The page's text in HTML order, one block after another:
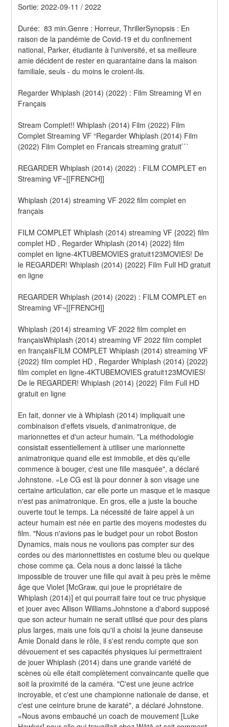
Sortie: 2022-09-11 / 2022
Durée:  83 min.Genre : Horreur, ThrillerSynopsis : En
raison de la pandémie de Covid-19 et du confinement
national, Parker, étudiante à l'université, et sa meilleure
amie décident de rester en quarantaine dans la maison
familiale, seuls - du moins le croient-ils.
Regarder Whiplash (2014) (2022) : Film Streaming Vf en
Français
Stream Complet!! Whiplash (2014) Film (2022) Film
Complet Streaming VF “Regarder Whiplash (2014) Film
(2022) Film Complet en Francais streaming gratuit```
REGARDER Whiplash (2014) (2022) : FILM COMPLET en
Streaming VF~[[FRENCH]]
Whiplash (2014) streaming VF 2022 film complet en
français
FILM COMPLET Whiplash (2014) streaming VF {2022} film
complet HD , Regarder Whiplash (2014) {2022} film
complet en ligne-4KTUBEMOVIES gratuit123MOVIES! De
le REGARDER! Whiplash (2014) {2022} Film Full HD gratuit
en ligne
REGARDER Whiplash (2014) (2022) : FILM COMPLET en
Streaming VF~[[FRENCH]]
Whiplash (2014) streaming VF 2022 film complet en
françaisWhiplash (2014) streaming VF 2022 film complet
en françaisFILM COMPLET Whiplash (2014) streaming VF
{2022} film complet HD , Regarder Whiplash (2014) {2022}
film complet en ligne-4KTUBEMOVIES gratuit123MOVIES!
De le REGARDER! Whiplash (2014) {2022} Film Full HD
gratuit en ligne
En fait, donner vie à Whiplash (2014) impliquait une
combinaison d'effets visuels, d'animatronique, de
marionnettes et d'un acteur humain. "La méthodologie
consistait essentiellement à utiliser une marionnette
animatronique quand elle est immobile, et dès qu'elle
commence à bouger, c'est une fille masquée", a déclaré
Johnstone. «Le CG est là pour donner à son visage une
certaine articulation, car elle porte un masque et le masque
n'est pas animatronique. En gros, elle a juste la bouche
ouverte tout le temps. La nécessité de faire appel à un
acteur humain est née en partie des moyens modestes du
film. "Nous n'avions pas le budget pour un robot Boston
Dynamics, mais nous ne voulions pas compter sur des
cordes ou des marionnettistes en costume bleu ou quelque
chose comme ça. Cela nous a donc laissé la tâche
impossible de trouver une fille qui avait à peu près le même
âge que Violet [McGraw, qui joue le propriétaire de
Whiplash (2014)] et qui pourrait faire tout ce truc physique
et jouer avec Allison Williams.Johnstone a d'abord supposé
que son acteur humain ne serait utilisé que pour des plans
plus larges, mais une fois qu'il a choisi la jeune danseuse
Amie Donald dans le rôle, il s'est rendu compte que son
dévouement et ses capacités physiques lui permettraient
de jouer Whiplash (2014) dans une grande variété de
scènes où elle était complètement convaincante quelle que
soit la proximité de la caméra. "C'est une jeune actrice
incroyable, et c'est une championne nationale de danse, et
c'est une ceinture brune de karaté", a déclaré Johnstone.
«Nous avons embauché un coach de mouvement [Luke